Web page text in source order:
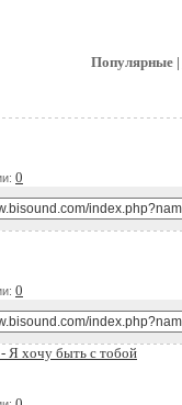
Популярные |
0
0
Я хочу быть с тобой